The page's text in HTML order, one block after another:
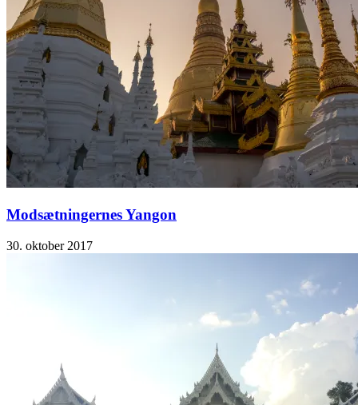
Modsætningernes Yangon
30. oktober 2017